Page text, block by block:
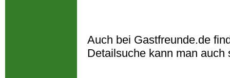
Auch bei Gastfreunde.de
Detailsuche kann man